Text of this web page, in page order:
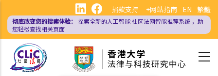
主
EN 繁體
捐款支持 +网站指南
彻底改变您的搜索体验： 探索全新的人工智能社区法网智能推荐系统 ，助
您轻松查找相关页面